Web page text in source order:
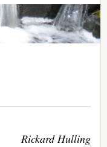
Rickard Hulling